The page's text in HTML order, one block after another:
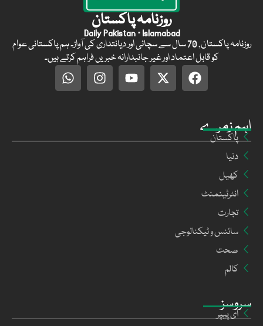
سروسز
ای پیپر
اہم زمرے
پاکستان
دنیا
کھیل
انٹرٹینمنٹ
تجارت
سائنس و ٹیکنالوجی
صحت
کالم
روزنامہ پاکستان
Daily Pakistan · Islamabad
روزنامہ پاکستان, 70 سال سے سچائی اور دیانتداری کی آواز۔ ہم پاکستانی عوام
کو قابل اعتماد اور غیر جانبدارانہ خبریں فراہم کرتے ہیں۔